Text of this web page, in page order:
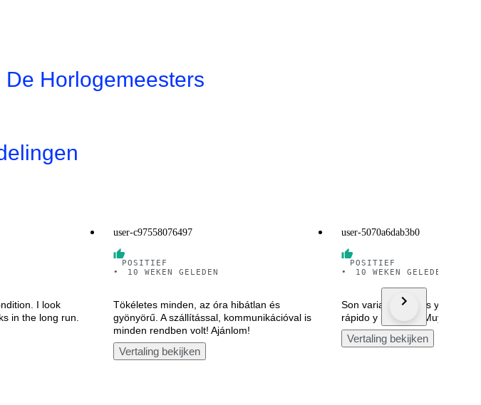
De Horlogemeesters
I look
in the long run.
user-c97558076497
POSITIEF
•
10 WEKEN GELEDEN
Tökéletes minden, az óra hibátlan és
gyönyörű. A szállítással, kommunikációval is
minden rendben volt! Ajánlom!
Vertaling bekijken
user-5070a6dab3b0
POSITIEF
•
10 WEKEN GELEDEN
Son varias compras ya y
rápido y perfecto. Muy
Vertaling bekijken